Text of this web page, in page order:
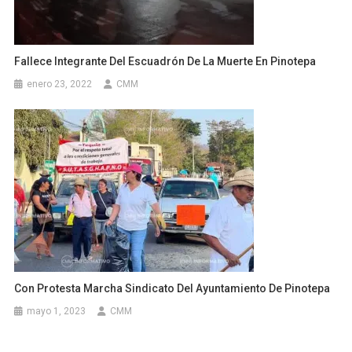
Fallece Integrante Del Escuadrón De La Muerte En Pinotepa
enero 23, 2022 CMM
Con Protesta Marcha Sindicato Del Ayuntamiento De Pinotepa
mayo 1, 2023 CMM